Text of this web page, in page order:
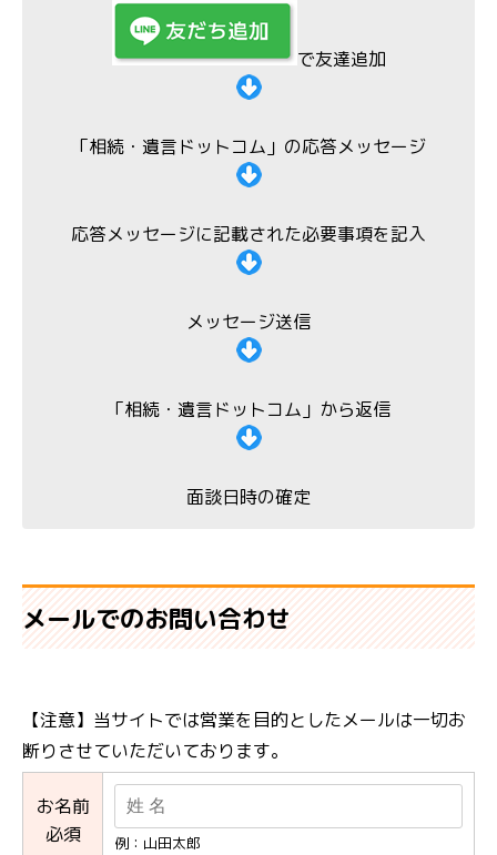
で友達追加
「相続・遺言ドットコム」の応答メッセージ
応答メッセージに記載された必要事項を記入
メッセージ送信
「相続・遺言ドットコム」から返信
面談日時の確定
メールでのお問い合わせ
【注意】当サイトでは営業を目的としたメールは一切お
断りさせていただいております。
お名前
必須
例：山田太郎